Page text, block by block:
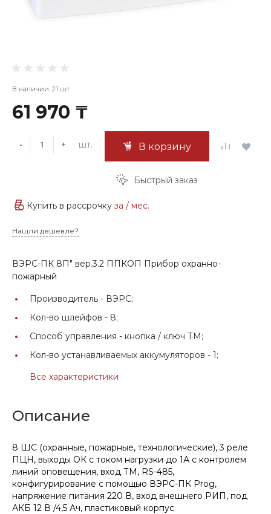
В наличии: 21 шт
61 970 ₸
- + шт. В корзину
Быстрый заказ
Купить в рассрочку за / мес.
Нашли дешевле?
ВЭРС-ПК 8П" вер.3.2 ППКОП Прибор охранно-
пожарный
Производитель - ВЭРС;
Кол-во шлейфов - 8;
Способ управления - кнопка / ключ ТМ;
Кол-во устанавливаемых аккумуляторов - 1;
Все характеристики
Описание
8 ШС (охранные, пожарные, технологические), 3 реле
ПЦН, выходы ОК с током нагрузки до 1А с контролем
линий оповещения, вход ТМ, RS-485,
конфигурирование с помощью ВЭРС-ПК Prog,
напряжение питания 220 В, вход внешнего РИП, под
АКБ 12 В /4,5 Ач, пластиковый корпус